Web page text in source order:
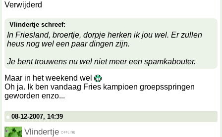
Verwijderd
Vlindertje schreef:
In Friesland, broertje, dorpje herken ik jou wel. Er zullen
heus nog wel een paar dingen zijn.
Je bent trouwens nu wel niet meer een spamkabouter.
Maar in het weekend wel
Oh ja. Ik ben vandaag Fries kampioen groepsspringen
geworden enzo...
08-12-2007, 14:39
Vlindertje